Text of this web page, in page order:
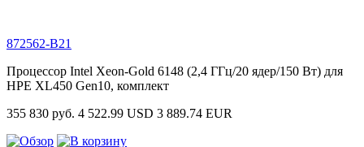
872562-B21
Процессор Intel Xeon-Gold 6148 (2,4 ГГц/20 ядер/150 Вт) для
HPE XL450 Gen10, комплект
355 830 руб. 4 522.99 USD 3 889.74 EUR